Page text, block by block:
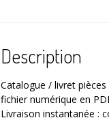
Description
Catalogue / livret
fichier numérique en
Livraison instantanée :